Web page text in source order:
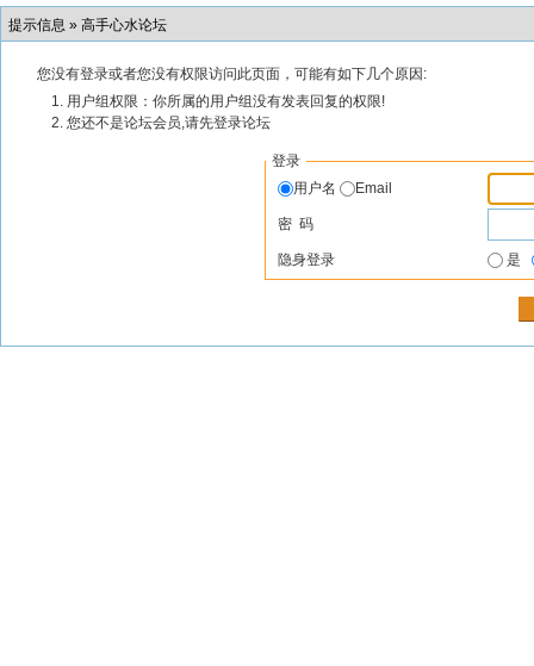
提示信息 » 高手心水论坛
您没有登录或者您没有权限访问此页面，可能有如下几个原因:
用户组权限：你所属的用户组没有发表回复的权限!
您还不是论坛会员,请先登录论坛
登录
用户名
Email
密 码
隐身登录 是